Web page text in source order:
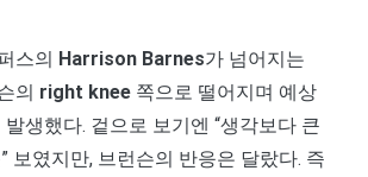
스의 Harrison Barnes가 넘어지는
의 right knee 쪽으로 떨어지며 예상
생했다. 겉으로 보기엔 “생각보다 큰
보였지만, 브런슨의 반응은 달랐다. 즉